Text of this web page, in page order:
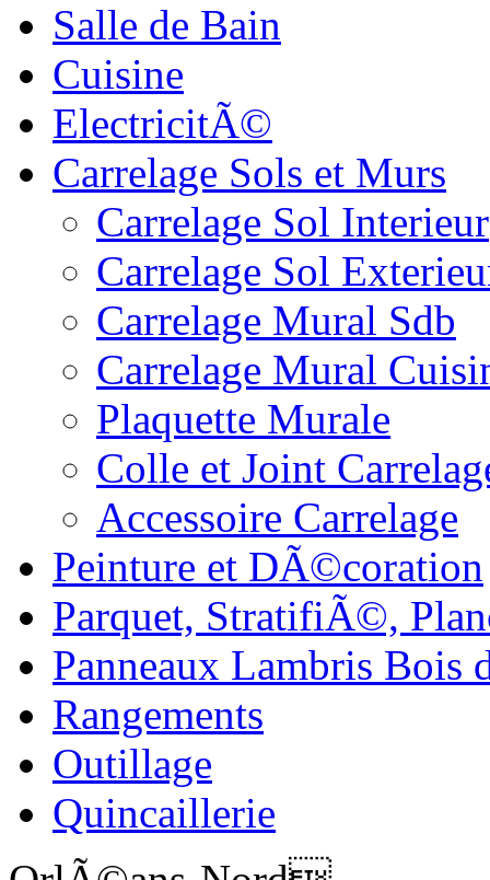
Salle de Bain
Cuisine
ElectricitÃ©
Carrelage Sols et Murs
Carrelage Sol Interieur
Carrelage Sol
Carrelage Mural Sdb
Carrelage Mural
Plaquette Murale
Colle et Joint
Accessoire Carrelage
Peinture et DÃ©coration
Parquet, StratifiÃ©,
Panneaux Lambris Bois
Rangements
Outillage
Quincaillerie